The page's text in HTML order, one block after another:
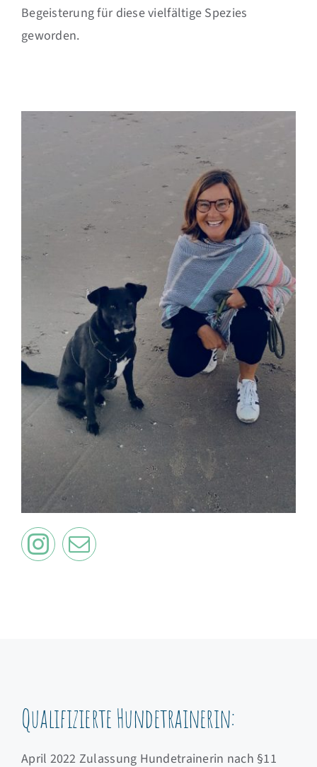
Begeisterung für diese vielfältige Spezies
geworden.
Qualifizierte Hundetrainerin:
April 2022 Zulassung Hundetrainerin nach §11